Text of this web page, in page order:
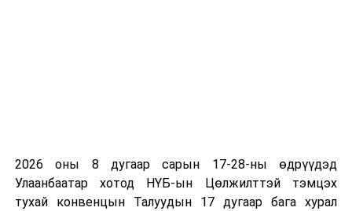
шийдвэрлэхэд бэлтгэх журам”-уудын хавсралтад
өөрчлөлт оруулах тухай асуудлуудыг хэлэлцэн
баталлаа.
2026 оны 8 дугаар сарын 17-28-ны өдрүүдэд
Улаанбаатар хотод НҮБ-ын Цөлжилттэй тэмцэх
тухай конвенцын Талуудын 17 дугаар бага хурал